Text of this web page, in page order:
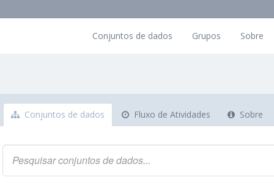
Conjuntos de dados Grupos Sobre
Conjuntos de dados Fluxo de Atividades Sobre